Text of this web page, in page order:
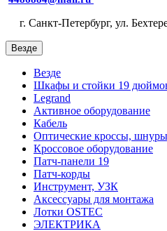
г. Санкт-Петербург, ул.
Везде
Везде
Шкафы и стойки 19
Legrand
Активное оборудование
Кабель
Оптические кроссы,
Кроссовое оборудование
Патч-панели 19
Патч-корды
Инструмент, УЗК
Аксессуары для монтажа
Лотки OSTEC
ЭЛЕКТРИКА